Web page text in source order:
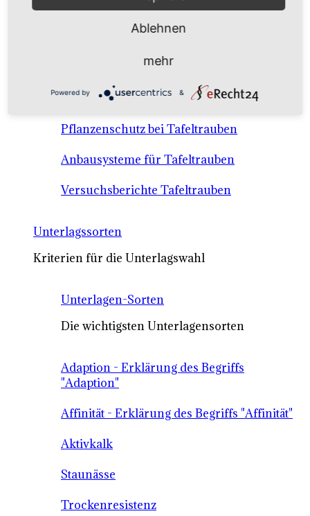
Anbausysteme & Recht
Tafeltrauben A-Z Sortenbeschreibungen
Tafeltraubenanbau - rechtliche
Voraussetzungen
Pflanzenschutz bei Tafeltrauben
Anbausysteme für Tafeltrauben
Versuchsberichte Tafeltrauben
Unterlagssorten
Kriterien für die Unterlagswahl
Unterlagen-Sorten
Die wichtigsten Unterlagensorten
Adaption - Erklärung des Begriffs
"Adaption"
Affinität - Erklärung des Begriffs "Affinität"
Aktivkalk
Staunässe
Trockenresistenz
Ablehnen
mehr
Powered by &